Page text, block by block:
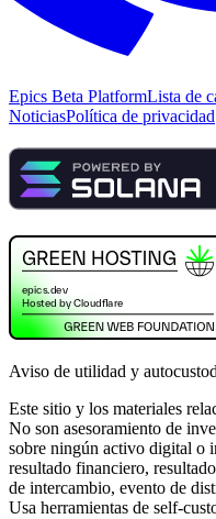
Epics Beta PlatformLista de
NoticiasPolítica de privacidad
Aviso de utilidad y
Este sitio y los materiales
No son asesoramiento de
sobre ningún activo digital o
resultado financiero,
de intercambio, evento de
Usa herramientas de self-